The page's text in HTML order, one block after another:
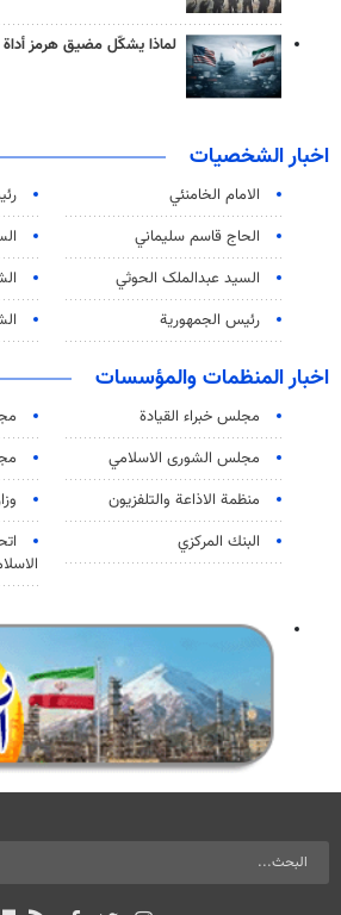
لماذا يشكّل مضيق هرمز أداة
اخبار الشخصيات
الامام الخامنئي
الحاج قاسم سليماني
السید عبدالملک الحوثي
رئيس الجمهورية
اخبار المنظمات والمؤسسات
مجلس خبراء القيادة
مجلس الشورى الاسلامي
منظمة الاذاعة والتلفزیون
البنك المركزي